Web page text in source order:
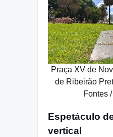
Praça XV de
de Ribeirão
Fontes
Espetáculo
vertical